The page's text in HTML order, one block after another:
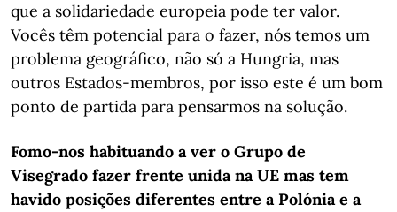
que a solidariedade europeia pode ter valor.
Vocês têm potencial para o fazer, nós temos um
problema geográfico, não só a Hungria, mas
outros Estados-membros, por isso este é um bom
ponto de partida para pensarmos na solução.
Fomo-nos habituando a ver o Grupo de
Visegrado fazer frente unida na UE mas tem
havido posições diferentes entre a Polónia e a